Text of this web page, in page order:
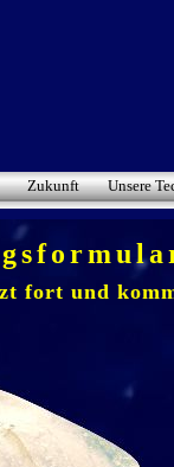
Zukunft Unsere
fort und